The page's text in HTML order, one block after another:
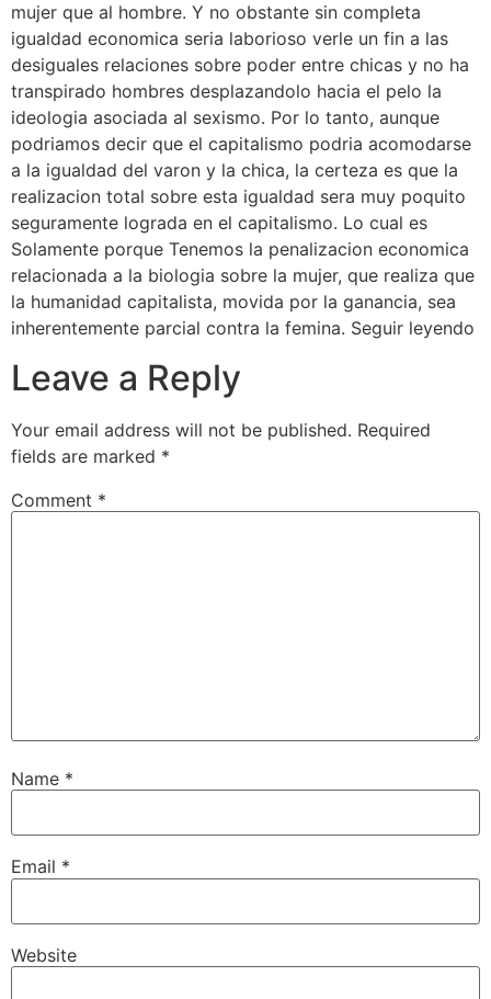
mujer que al hombre. Y no obstante sin completa
igualdad economica seri­a laborioso verle un fin a las
desiguales relaciones sobre poder entre chicas y no ha
transpirado hombres desplazandolo hacia el pelo la
ideologia asociada al sexismo. Por lo tanto, aunque
podri­amos decir que el capitalismo podria acomodarse
a la igualdad del varon y la chica, la certeza es que la
realizacion total sobre esta igualdad sera muy poquito
seguramente lograda en el capitalismo. Lo cual es
Solamente porque Tenemos la penalizacion economica
relacionada a la biologia sobre la mujer, que realiza que
la humanidad capitalista, movida por la ganancia, sea
inherentemente parcial contra la femina. Seguir leyendo
Leave a Reply
Your email address will not be published. Required
fields are marked *
Comment *
Name *
Email *
Website